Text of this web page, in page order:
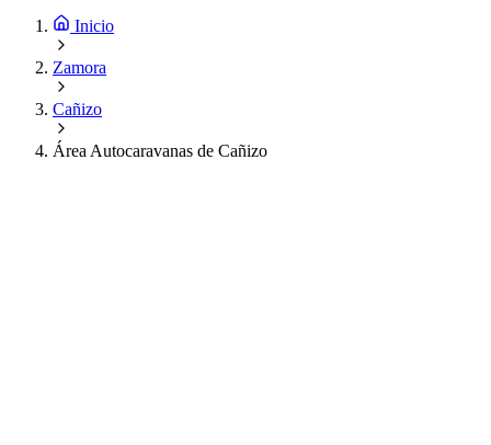
Inicio
Zamora
Cañizo
Área Autocaravanas de Cañizo